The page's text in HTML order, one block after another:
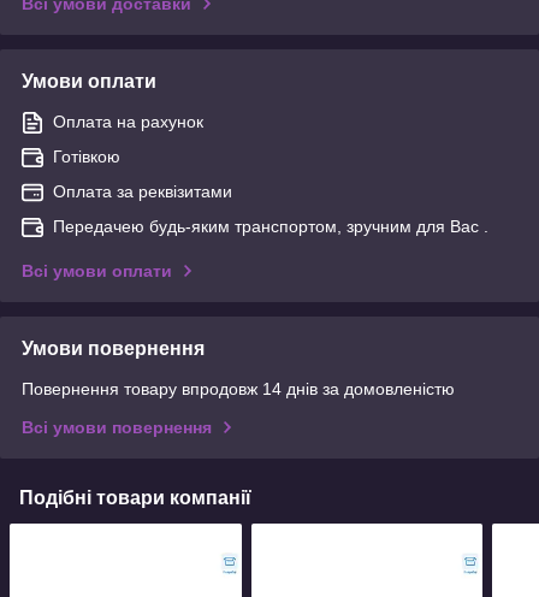
Умови оплати
Оплата на рахунок
Готівкою
Оплата за реквізитами
Передачею будь-яким транспортом, зручним для Вас .
Всі умови оплати
Умови повернення
Повернення товару впродовж 14 днів за домовленістю
Всі умови повернення
Подібні товари компанії